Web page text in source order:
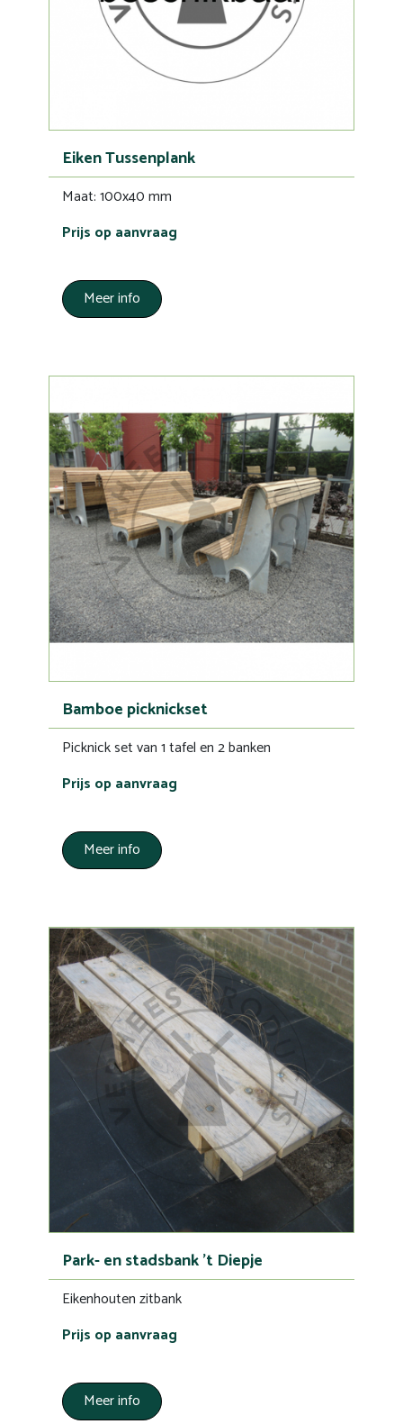
Eiken Tussenplank
Maat: 100x40 mm
Prijs op aanvraag
Meer info
Bamboe picknickset
Picknick set van 1 tafel en 2 banken
Prijs op aanvraag
Meer info
Park- en stadsbank 't Diepje
Eikenhouten zitbank
Prijs op aanvraag
Meer info